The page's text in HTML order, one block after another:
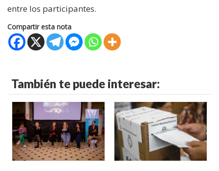
entre los participantes.
Compartir esta nota
También te puede interesar: